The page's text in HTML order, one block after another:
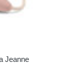
Jeanne